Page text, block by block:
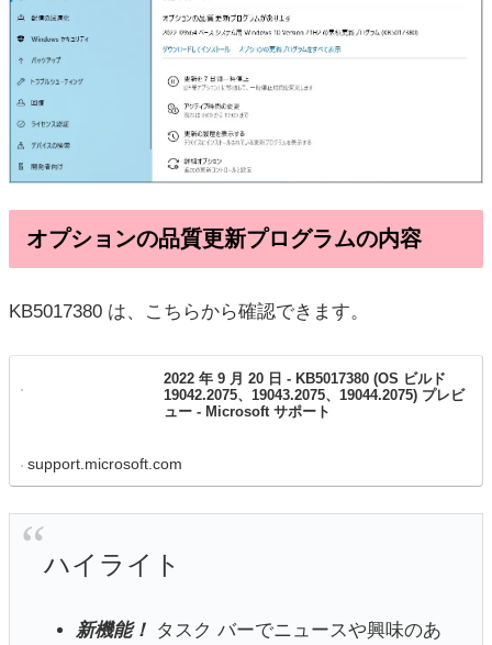
オプションの品質更新プログラムの内容
KB5017380 は、こちらから確認できます。
2022 年 9 月 20 日 - KB5017380 (OS ビルド
19042.2075、19043.2075、19044.2075) プレビ
ュー - Microsoft サポート
support.microsoft.com
ハイライト
新機能！ タスク バーでニュースや興味のあ